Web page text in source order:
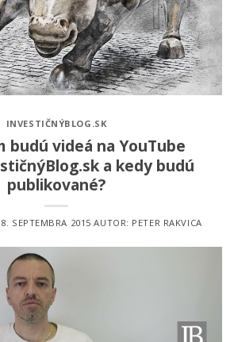
INVESTIČNÝBLOG.SK
budú videá na YouTube
a kedy budú
publikované?
8. SEPTEMBRA 2015 AUTOR: PETER RAKVICA